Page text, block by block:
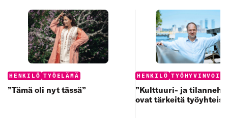
Categories:
HENKILÖ TYÖELÄMÄ
”Tämä oli nyt tässä”
Categories:
HENKILÖ
”Kulttuuri- ja
ovat tärkeitä